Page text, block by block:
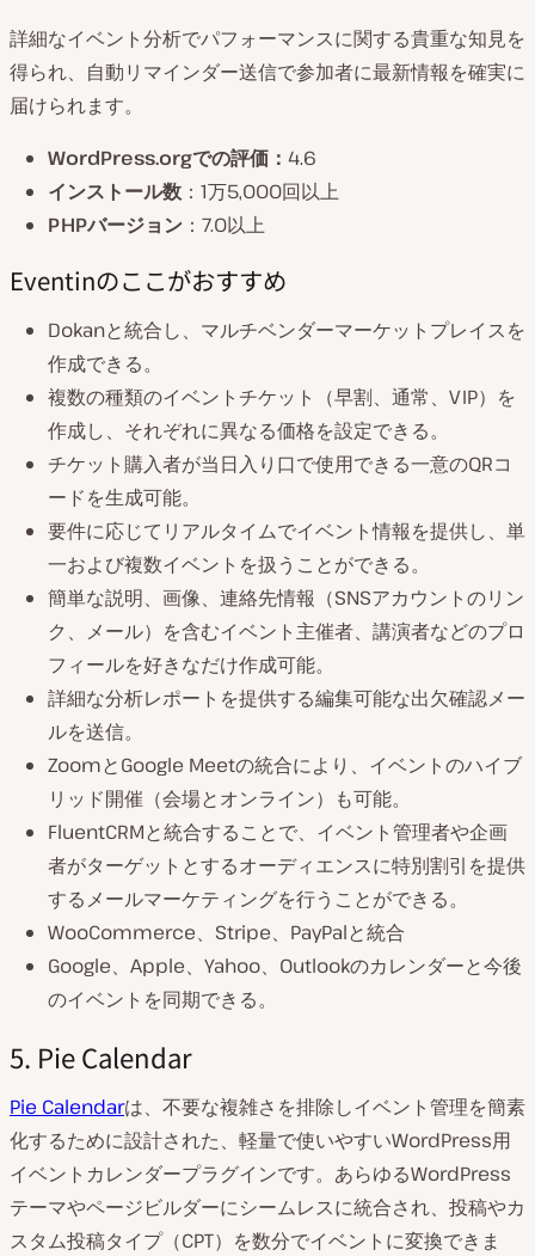
詳細なイベント分析でパフォーマンスに関する貴重な知見を
得られ、自動リマインダー送信で参加者に最新情報を確実に
届けられます。
WordPress.orgでの評価： 4.6
インストール数 ：1万5,000回以上
PHPバージョン ：7.0以上
Eventinのここがおすすめ
Dokanと統合し、マルチベンダーマーケットプレイスを
作成できる。
複数の種類のイベントチケット（早割、通常、VIP）を
作成し、それぞれに異なる価格を設定できる。
チケット購入者が当日入り口で使用できる一意のQRコ
ードを生成可能。
要件に応じてリアルタイムでイベント情報を提供し、単
一および複数イベントを扱うことができる。
簡単な説明、画像、連絡先情報（SNSアカウントのリン
ク、メール）を含むイベント主催者、講演者などのプロ
フィールを好きなだけ作成可能。
詳細な分析レポートを提供する編集可能な出欠確認メー
ルを送信。
ZoomとGoogle Meetの統合により、イベントのハイブ
リッド開催（会場とオンライン）も可能。
FluentCRMと統合することで、イベント管理者や企画
者がターゲットとするオーディエンスに特別割引を提供
するメールマーケティングを行うことができる。
WooCommerce、Stripe、PayPalと統合
Google、Apple、Yahoo、Outlookのカレンダーと今後
のイベントを同期できる。
5. Pie Calendar
Pie Calendarは、不要な複雑さを排除しイベント管理を簡素
化するために設計された、軽量で使いやすいWordPress用
イベントカレンダープラグインです。あらゆるWordPress
テーマやページビルダーにシームレスに統合され、投稿やカ
スタム投稿タイプ（CPT）を数分でイベントに変換できま